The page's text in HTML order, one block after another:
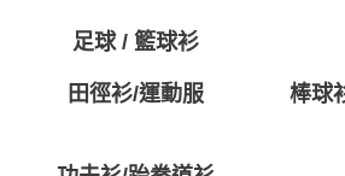
足球 / 籃球衫
田徑衫/運動服
棒球